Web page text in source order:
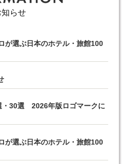
知らせ
が選ぶ日本のホテル・旅館100
・30選 2026年版ロゴマークに
が選ぶ日本のホテル・旅館100